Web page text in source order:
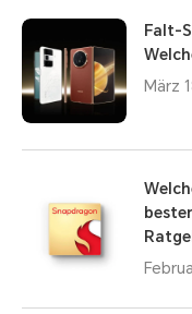
Falt-
März